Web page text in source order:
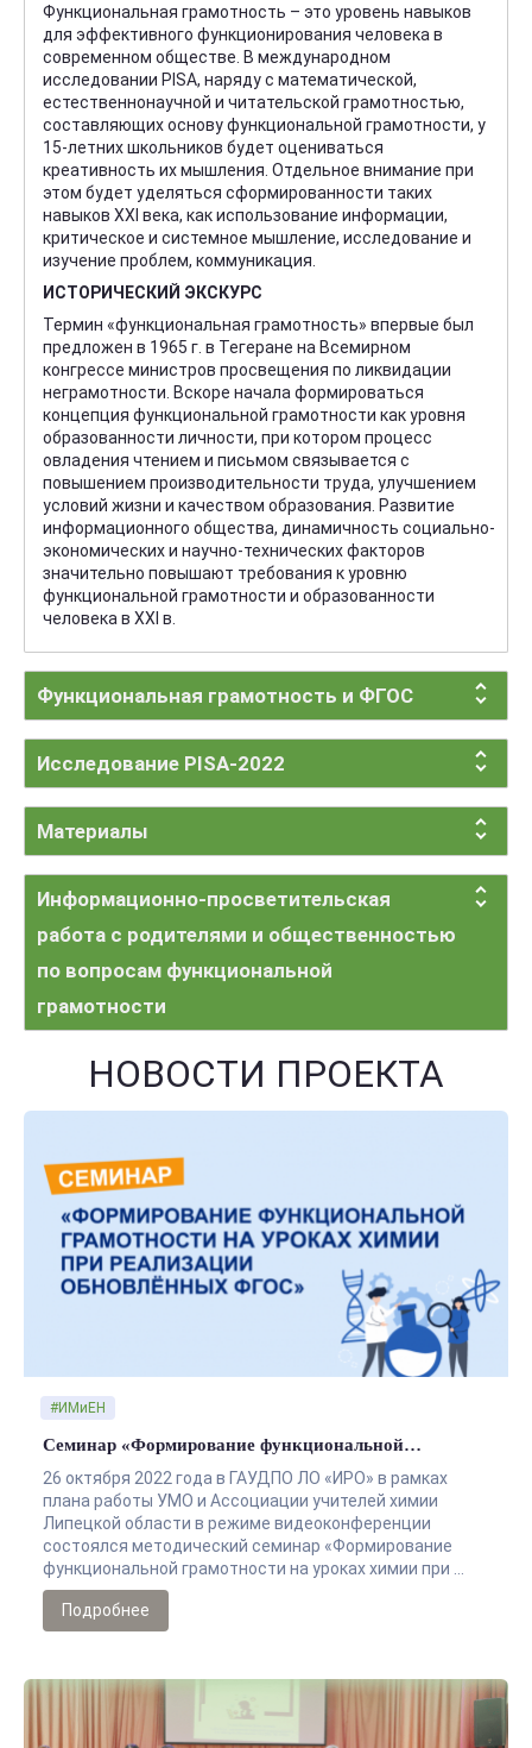
Функциональная грамотность – это уровень навыков
для эффективного функционирования человека в
современном обществе. В международном
исследовании PISA, наряду с математической,
естественнонаучной и читательской грамотностью,
составляющих основу функциональной грамотности, у
15-летних школьников будет оцениваться
креативность их мышления. Отдельное внимание при
этом будет уделяться сформированности таких
навыков XXI века, как использование информации,
критическое и системное мышление, исследование и
изучение проблем, коммуникация.
ИСТОРИЧЕСКИЙ ЭКСКУРС
Термин «функциональная грамотность» впервые был
предложен в 1965 г. в Тегеране на Всемирном
конгрессе министров просвещения по ликвидации
неграмотности. Вскоре начала формироваться
концепция функциональной грамотности как уровня
образованности личности, при котором процесс
овладения чтением и письмом связывается с
повышением производительности труда, улучшением
условий жизни и качеством образования. Развитие
информационного общества, динамичность социально-
экономических и научно-технических факторов
значительно повышают требования к уровню
функциональной грамотности и образованности
человека в XXI в.
Функциональная грамотность и ФГОС
Исследование PISA-2022
Материалы
Информационно-просветительская
работа с родителями и общественностью
по вопросам функциональной
грамотности
НОВОСТИ ПРОЕКТА
Семинар «Формирование функциональной…
26 октября 2022 года в ГАУДПО ЛО «ИРО» в рамках
плана работы УМО и Ассоциации учителей химии
Липецкой области в режиме видеоконференции
состоялся методический семинар «Формирование
функциональной грамотности на уроках химии при …
#ИМиЕН
Подробнее